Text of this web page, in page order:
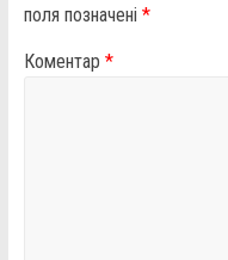
поля позначені *
Коментар *